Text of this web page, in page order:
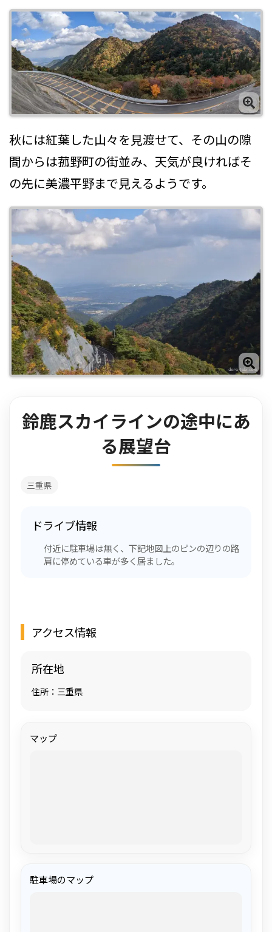
秋には紅葉した山々を見渡せて、その山の隙
間からは菰野町の街並み、天気が良ければそ
の先に美濃平野まで見えるようです。
鈴鹿スカイラインの途中にあ
る展望台
三重県
ドライブ情報
付近に駐車場は無く、下記地図上のピンの辺りの路
肩に停めている車が多く居ました。
アクセス情報
所在地
住所：三重県
マップ
駐車場のマップ